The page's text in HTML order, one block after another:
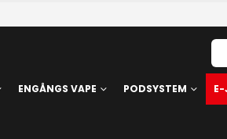
ENGÅNGS VAPE PODSYSTEM E-